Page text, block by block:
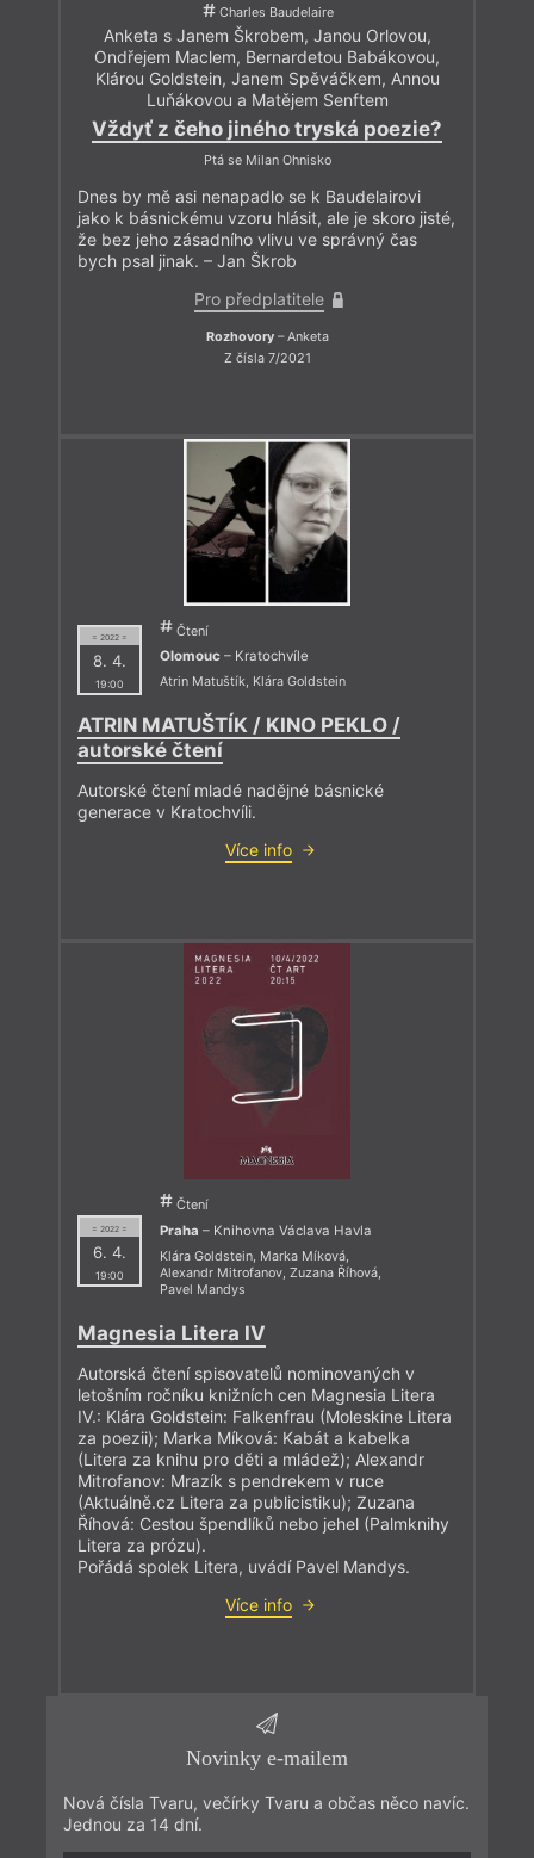
Charles Baudelaire
Anketa s Janem Škrobem, Janou Orlovou,
Ondřejem Maclem, Bernardetou Babákovou,
Klárou Goldstein, Janem Spěváčkem, Annou
Luňákovou a Matějem Senftem
Vždyť z čeho jiného tryská poezie?
Ptá se Milan Ohnisko
Dnes by mě asi nenapadlo se k Baudelairovi
jako k básnickému vzoru hlásit, ale je skoro jisté,
že bez jeho zásadního vlivu ve správný čas
bych psal jinak. – Jan Škrob
Pro předplatitele
Rozhovory– Anketa
Z čísla 7/2021
= 2022 =
8. 4.
19:00
Čtení
Olomouc – Kratochvíle
Atrin Matuštík, Klára Goldstein
ATRIN MATUŠTÍK / KINO PEKLO /
autorské čtení
Autorské čtení mladé nadějné básnické
generace v Kratochvíli.
Více info
= 2022 =
6. 4.
19:00
Čtení
Praha – Knihovna Václava Havla
Klára Goldstein, Marka Míková,
Alexandr Mitrofanov, Zuzana Říhová,
Pavel Mandys
Magnesia Litera IV
Autorská čtení spisovatelů nominovaných v
letošním ročníku knižních cen Magnesia Litera
IV.: Klára Goldstein: Falkenfrau (Moleskine Litera
za poezii); Marka Míková: Kabát a kabelka
(Litera za knihu pro děti a mládež); Alexandr
Mitrofanov: Mrazík s pendrekem v ruce
(Aktuálně.cz Litera za publicistiku); Zuzana
Říhová: Cestou špendlíků nebo jehel (Palmknihy
Litera za prózu).
Pořádá spolek Litera, uvádí Pavel Mandys.
Více info
Novinky e-mailem
Nová čísla Tvaru, večírky Tvaru a občas něco navíc.
Jednou za 14 dní.